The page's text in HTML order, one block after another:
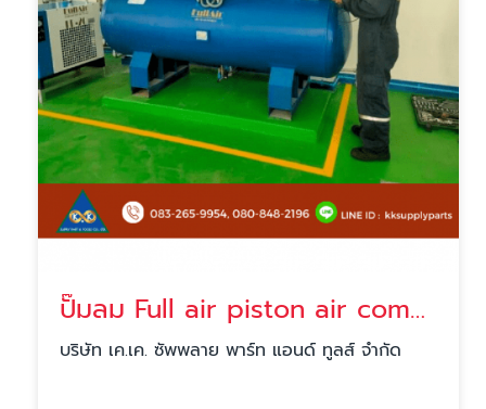
ปั๊มลม Full air piston air compressor
บริษัท เค.เค. ซัพพลาย พาร์ท แอนด์ ทูลส์ จำกัด